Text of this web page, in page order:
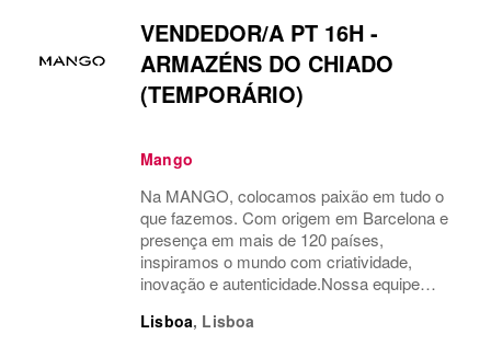
VENDEDOR/A PT 16H -
ARMAZÉNS DO CHIADO
(TEMPORÁRIO)
Mango
Na MANGO, colocamos paixão em tudo o
que fazemos. Com origem em Barcelona e
presença em mais de 120 países,
inspiramos o mundo com criatividade,
inovação e autenticidade.Nossa equipe
Temos orgulho em levar a moda além,
Lisboa, Lisboa